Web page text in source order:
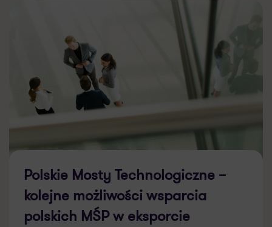
Polskie Mosty Technologiczne –
kolejne możliwości wsparcia
polskich MŚP w eksporcie